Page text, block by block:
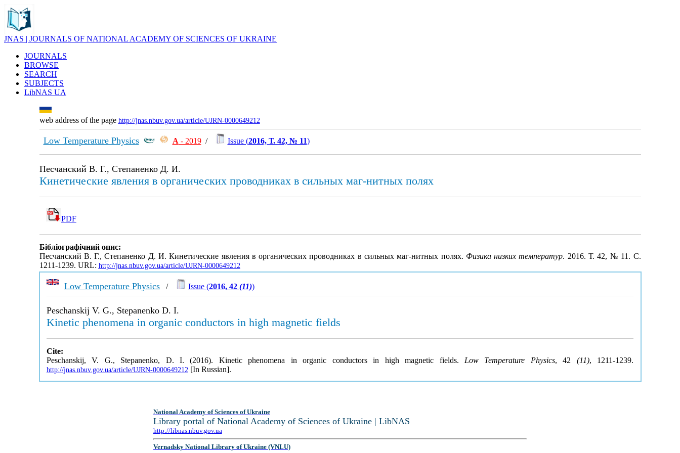
JNAS | JOURNALS OF NATIONAL ACADEMY OF SCIENCES OF UKRAINE
JOURNALS
BROWSE
SEARCH
SUBJECTS
LibNAS UA
web address of the page http://jnas.nbuv.gov.ua/article/UJRN-0000649212
Low Temperature Physics А - 2019/ Issue (2016, Т. 42, № 11)
Песчанский В. Г., Степаненко Д. И.
Кинетические явления в органических проводниках в сильных маг-нитных полях
PDF
Бібліографічний опис:
Песчанский В. Г., Степаненко Д. И. Кинетические явления в органических проводниках в сильных маг-нитных полях. Физика низких температур. 2016. Т. 42, № 11. С.
1211-1239. URL: http://jnas.nbuv.gov.ua/article/UJRN-0000649212
Low Temperature Physics/ Issue (2016, 42 (11))
Peschanskij V. G., Stepanenko D. I.
Kinetic phenomena in organic conductors in high magnetic fields
Cite:
Peschanskij, V. G., Stepanenko, D. I. (2016). Kinetic phenomena in organic conductors in high magnetic fields. Low Temperature Physics, 42 (11), 1211-1239.
http://jnas.nbuv.gov.ua/article/UJRN-0000649212 [In Russian].
National Academy of Sciences of Ukraine
Library portal of National Academy of Sciences of Ukraine | LibNAS
http://libnas.nbuv.gov.ua
Vernadsky National Library of Ukraine (VNLU)